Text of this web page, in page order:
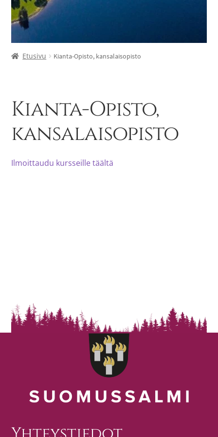
Etusivu Kianta-Opisto, kansalaisopisto
Kianta-Opisto,
kansalaisopisto
Ilmoittaudu kursseille täältä